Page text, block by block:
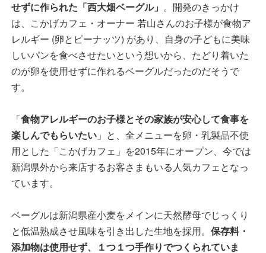
せずに作られた「西大畑ベーグル」 。開発のきっかけ
は、こかげカフェ・オーナー 若山さんのお子様が食物ア
レルギー (卵とピーナッツ) があり、自身の子どもに美味
しいパンを食べさせたいという想いから、たどり着いた
のが卵を使用せずに作れるベーグルだったのだそうで
す。
「食物アレルギーのお子様とその家族が安心して食事を
楽しんでもらいたい 」と、全メニューを卵・乳製品不使
用とした「こかげカフェ」を2015年にオープン、今では
新潟県外から来店するお客さまもいる人気カフェとなっ
ています。
ベーグルは新潟県産小麦をメインに天然酵母でじっくり
と低温熟成させ風味を引き出した生地を採用。 保存料・
添加物は使用せず、１つ１つ手作りでつくられていま